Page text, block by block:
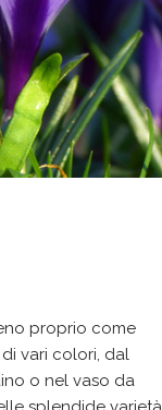
proprio come
vari colori, dal
o nel vaso da